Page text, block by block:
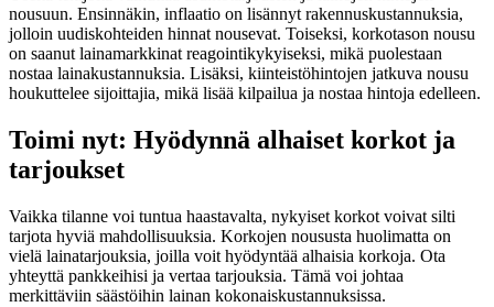
nousuun. Ensinnäkin, inflaatio on lisännyt rakennuskustannuksia,
jolloin uudiskohteiden hinnat nousevat. Toiseksi, korkotason nousu
on saanut lainamarkkinat reagointikykyiseksi, mikä puolestaan
nostaa lainakustannuksia. Lisäksi, kiinteistöhintojen jatkuva nousu
houkuttelee sijoittajia, mikä lisää kilpailua ja nostaa hintoja edelleen.
Toimi nyt: Hyödynnä alhaiset korkot ja
tarjoukset
Vaikka tilanne voi tuntua haastavalta, nykyiset korkot voivat silti
tarjota hyviä mahdollisuuksia. Korkojen noususta huolimatta on
vielä lainatarjouksia, joilla voit hyödyntää alhaisia korkoja. Ota
yhteyttä pankkeihisi ja vertaa tarjouksia. Tämä voi johtaa
merkittäviin säästöihin lainan kokonaiskustannuksissa.